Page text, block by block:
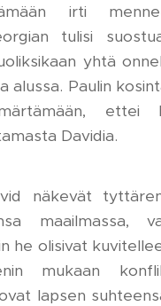
irti
tulisi
yhtä
alussa. Paulin
ettei
Davidia.
näkevät
maailmassa,
he olisivat
mukaan
lapsen